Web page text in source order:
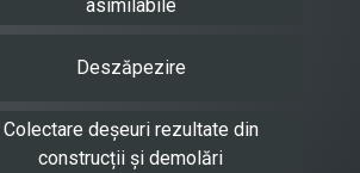
asimilabile
Deszăpezire
Colectare deșeuri rezultate din
construcții și demolări